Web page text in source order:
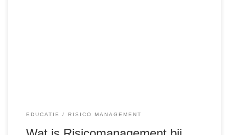
EDUCATIE RISICO MANAGEMENT